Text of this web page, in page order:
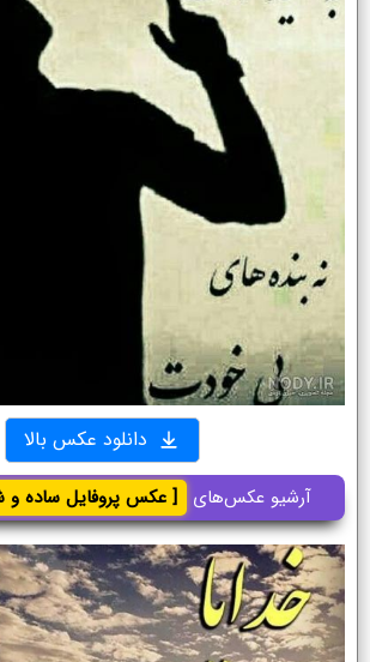
دانلود عکس بالا
آرشیو عکس‌های [ عکس پروفایل ساده و